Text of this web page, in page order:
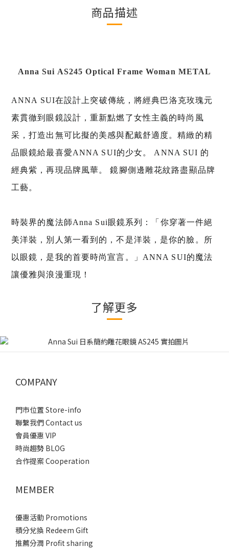
商品描述
Anna Sui AS245 Optical Frame Woman METAL
ANNA SUI在設計上突破傳統，將經典巴洛克玫瑰元
素貫徹到眼鏡設計，重新點燃了女性主義的時尚風
采，打造出無可比擬的美感與配戴舒適度。精緻的精
品眼鏡給最喜愛ANNA SUI的少女。 ANNA SUI 的
經典紫，再現品牌風華。 鏡腳側邊雕花紋路盡顯品牌
工藝。
時裝界的魔法師Anna Sui眼鏡系列：「你穿著一件絕
美洋裝，別人第一看到的，不是洋裝，是你的臉。所
以眼鏡，是我的首要時尚宣言。」ANNA SUI的魔法
讓優雅與浪漫重現！
了解更多
COMPANY
門市位置 Store-info
聯繫我們 Contact us
會員優惠 VIP
時尚趨勢 BLOG
合作提案 Cooperation
MEMBER
優惠活動 Promotions
積分兌換 Redeem Gift
推薦分潤 Profit sharing